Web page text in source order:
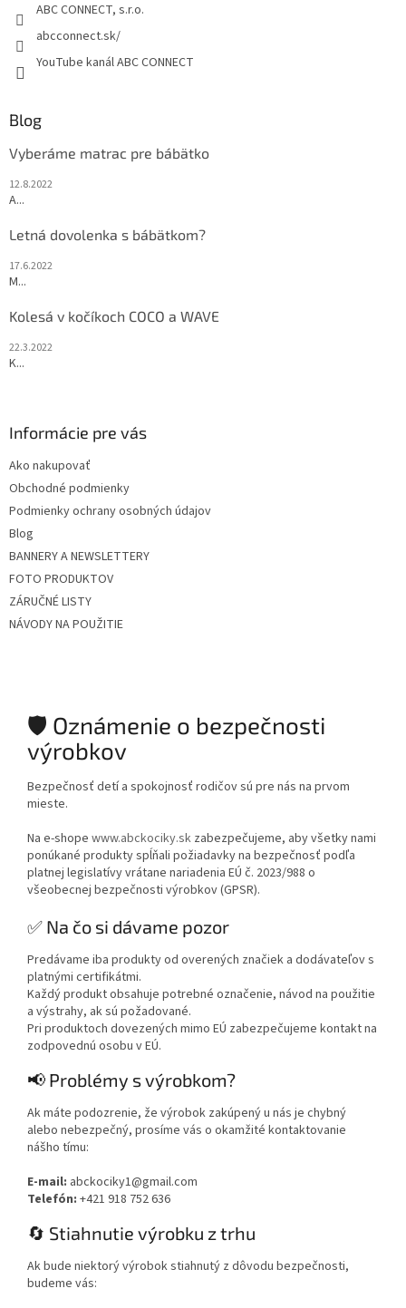
ABC CONNECT, s.r.o.
abcconnect.sk/
YouTube kanál ABC CONNECT
Blog
Vyberáme matrac pre bábätko
12.8.2022
A...
Letná dovolenka s bábätkom?
17.6.2022
M...
Kolesá v kočíkoch COCO a WAVE
22.3.2022
K...
Informácie pre vás
Ako nakupovať
Obchodné podmienky
Podmienky ochrany osobných údajov
Blog
BANNERY A NEWSLETTERY
FOTO PRODUKTOV
ZÁRUČNÉ LISTY
NÁVODY NA POUŽITIE
🛡️ Oznámenie o bezpečnosti
výrobkov
Bezpečnosť detí a spokojnosť rodičov sú pre nás na prvom
mieste.
Na e-shope www.abckociky.sk zabezpečujeme, aby všetky nami
ponúkané produkty spĺňali požiadavky na bezpečnosť podľa
platnej legislatívy vrátane nariadenia EÚ č. 2023/988 o
všeobecnej bezpečnosti výrobkov (GPSR).
✅ Na čo si dávame pozor
Predávame iba produkty od overených značiek a dodávateľov s
platnými certifikátmi.
Každý produkt obsahuje potrebné označenie, návod na použitie
a výstrahy, ak sú požadované.
Pri produktoch dovezených mimo EÚ zabezpečujeme kontakt na
zodpovednú osobu v EÚ.
📢 Problémy s výrobkom?
Ak máte podozrenie, že výrobok zakúpený u nás je chybný
alebo nebezpečný, prosíme vás o okamžité kontaktovanie
nášho tímu:
E-mail: abckociky1@gmail.com
Telefón: +421 918 752 636
🔄 Stiahnutie výrobku z trhu
Ak bude niektorý výrobok stiahnutý z dôvodu bezpečnosti,
budeme vás: